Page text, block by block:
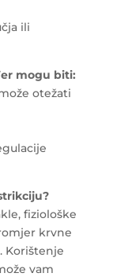
ili
mogu biti:
otežati
fiziološke
krvne
Korištenje
vam